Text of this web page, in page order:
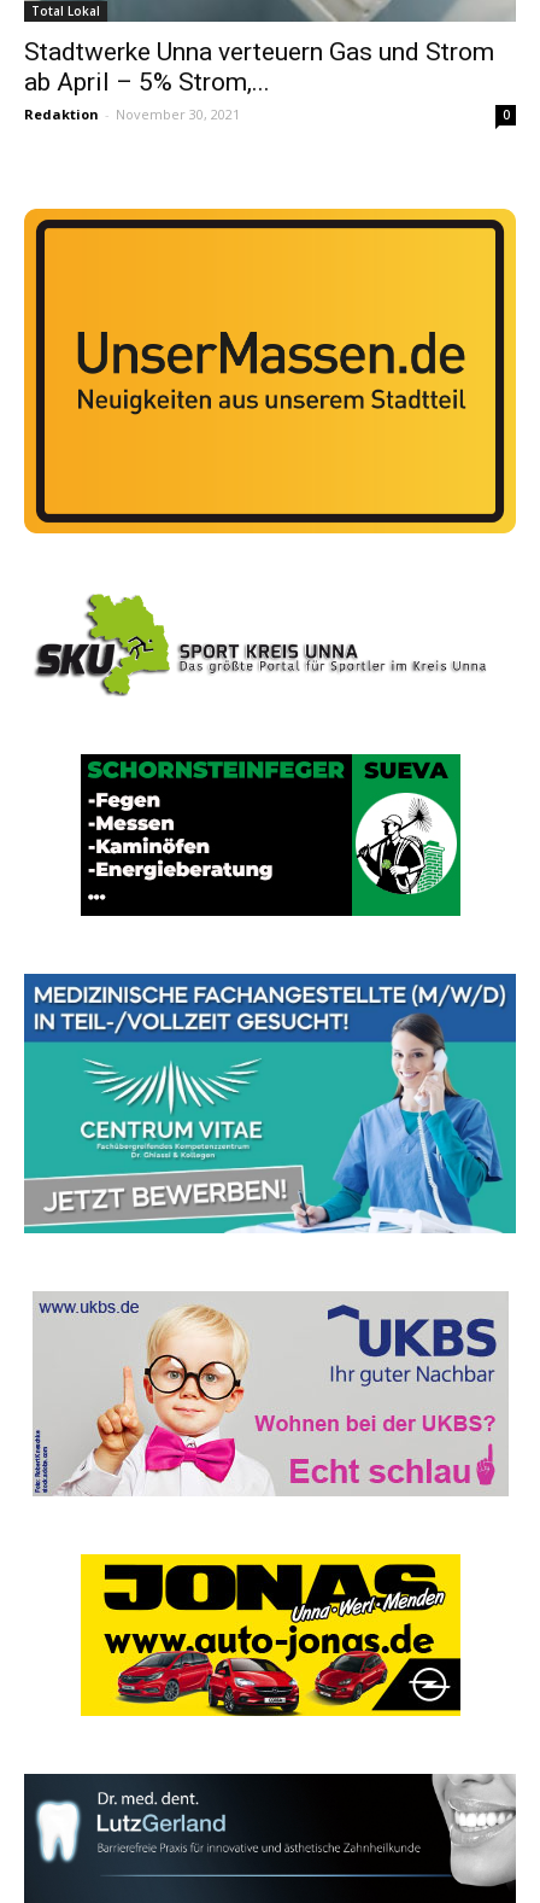
Total Lokal
Stadtwerke Unna verteuern Gas und Strom
ab April – 5% Strom,...
Redaktion - November 30, 2021 0